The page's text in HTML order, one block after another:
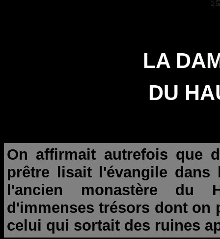
LA
DU
On affirmait autrefois que
prêtre lisait l'évangile
l'ancien monastère du
d'immenses trésors dont on
celui qui sortait des ruines